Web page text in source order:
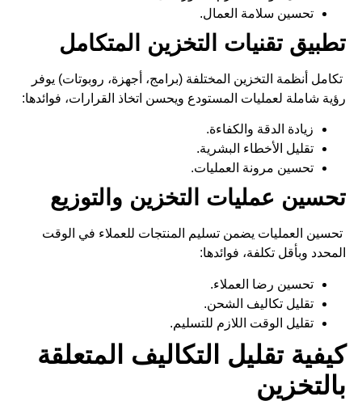
تحسين سلامة العمال.
تطبيق تقنيات التخزين المتكامل
تكامل أنظمةالتخزين المختلفة (برامج، أجهزة، روبوتات) يوفر
رؤية شاملة لعمليات المستودع ويحسن اتخاذ القرارات، فوائدها:
زيادة الدقة والكفاءة.
تقليل الأخطاء البشرية.
تحسين مرونة العمليات.
تحسين عمليات التخزين والتوزيع
تحسين العمليات يضمن تسليم المنتجات للعملاء في الوقت
المحدد وبأقل تكلفة، فوائدها:
تحسين رضا العملاء.
تقليل تكاليف الشحن.
تقليل الوقت اللازم للتسليم.
كيفية تقليل التكاليف المتعلقة
بالتخزين